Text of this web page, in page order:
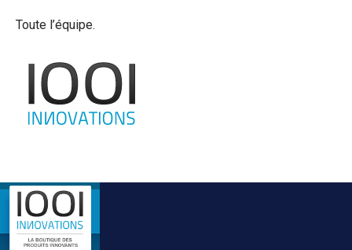
Toute l’équipe.